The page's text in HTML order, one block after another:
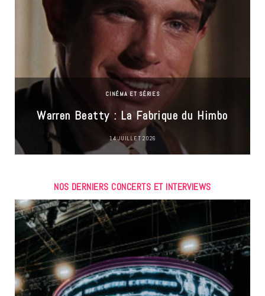
CINÉMA ET SÉRIES
Warren Beatty : La Fabrique du Himbo
14 JUILLET 2026
NOS DERNIERS CONCERTS ET INTERVIEWS